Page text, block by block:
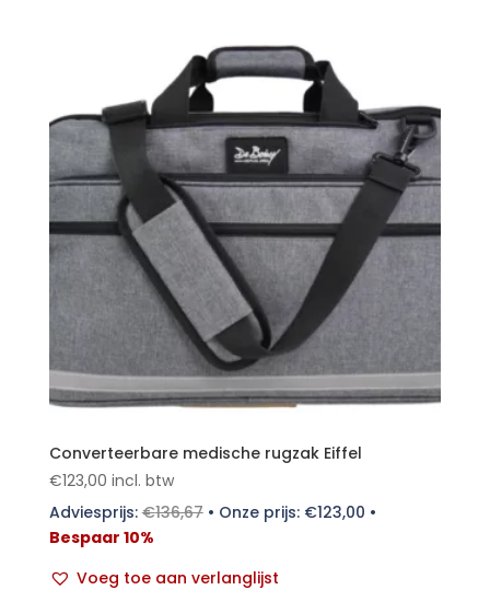
Converteerbare medische rugzak Eiffel
€123,00 incl. btw
Adviesprijs:€136,67• Onze prijs: €123,00 •
Bespaar 10%
Voeg toe aan verlanglijst